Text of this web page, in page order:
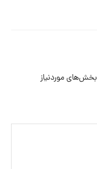
بخش‌های موردنیاز